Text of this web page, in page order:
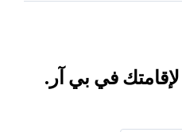
في بي آر.